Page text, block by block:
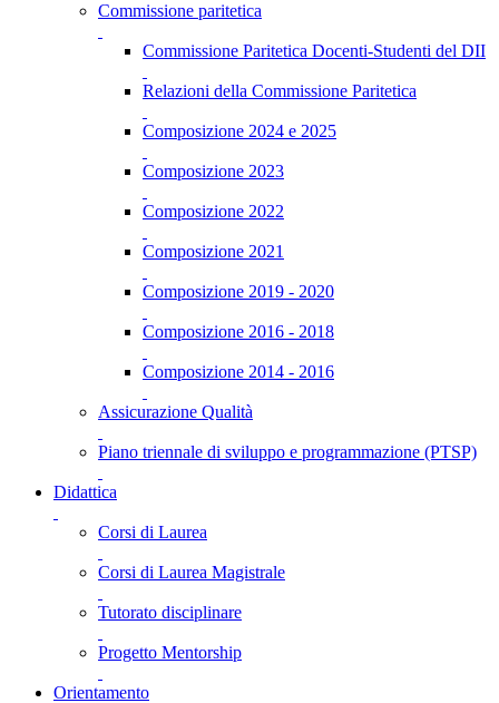
Commissione paritetica
Commissione Paritetica Docenti-Studenti del DII
Relazioni della Commissione Paritetica
Composizione 2024 e 2025
Composizione 2023
Composizione 2022
Composizione 2021
Composizione 2019 - 2020
Composizione 2016 - 2018
Composizione 2014 - 2016
Assicurazione Qualità
Piano triennale di sviluppo e programmazione (PTSP)
Didattica
Corsi di Laurea
Corsi di Laurea Magistrale
Tutorato disciplinare
Progetto Mentorship
Orientamento